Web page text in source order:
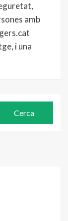
amb
i una